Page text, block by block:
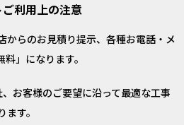
利用上の注意
からのお見積り提示、各種お電話・メ
」になります。
お客様のご要望に沿って最適な工事
す。